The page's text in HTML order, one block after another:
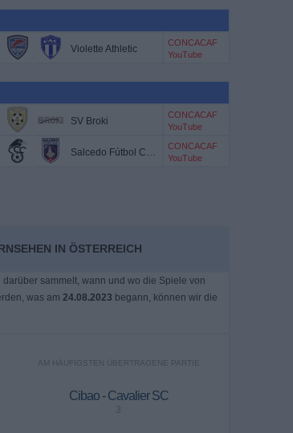
Violette Athletic
CONCACAF
YouTube
SV Broki
CONCACAF
YouTube
Salcedo Fútbol Club
CONCACAF
YouTube
IN ÖSTERREICH
sammelt, wann und wo die Spiele von
was am 24.08.2023 begann, können wir die
AM HÄUFIGSTEN ÜBERTRAGENE PARTIE
Cibao - Cavalier SC
3